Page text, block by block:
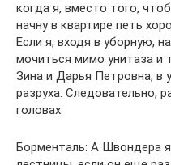
когда я, вместо того,
начну в квартире петь
Если я, входя в уборную,
мочиться мимо унитаза и
Зина и Дарья Петровна, в
разруха. Следовательно,
головах.
Борменталь: А Швондера